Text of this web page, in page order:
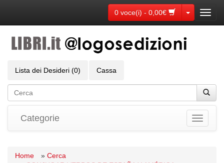
0 voce(i) - 0,00€ Toggle
Lista dei Desideri (0) Cassa
Toggle
Categorie
Home » Cerca